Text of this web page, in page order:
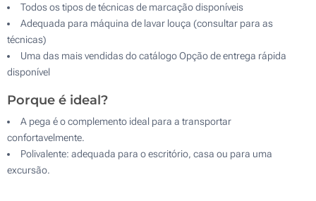
Todos os tipos de técnicas de marcação disponíveis
Adequada para máquina de lavar louça (consultar para as
técnicas)
Uma das mais vendidas do catálogo Opção de entrega rápida
disponível
Porque é ideal?
A pega é o complemento ideal para a transportar
confortavelmente.
Polivalente: adequada para o escritório, casa ou para uma
excursão.